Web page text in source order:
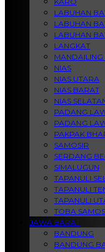
LABUHAN
LABUHAN
LABUHAN
LANGKAT
MANDAILING
NIAS
NIAS UTARA
NIAS BARAT
NIAS
PADANG
PADANG
PAKPAK
SAMOSIR
SERDANG
SIMALUGUN
TAPANULI
TAPANULI
TAPANULI
TOBA
JAWA BARAT
BANDUNG
BANDUNG